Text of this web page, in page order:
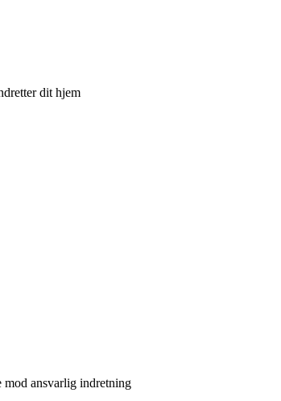
dit hjem
ansvarlig indretning